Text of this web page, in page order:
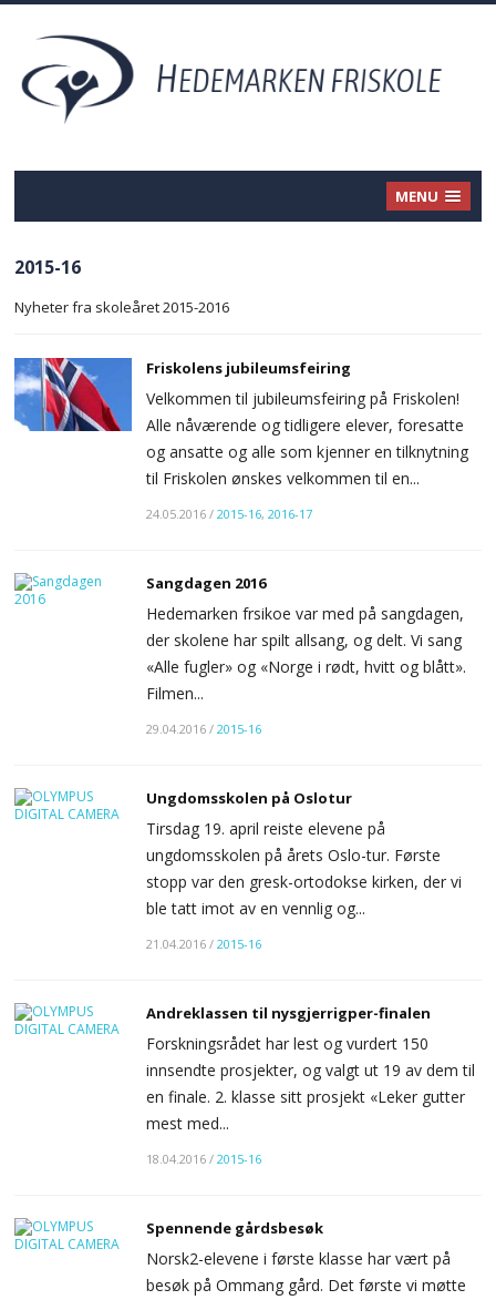
MENU
2015-16
Nyheter fra skoleåret 2015-2016
Friskolens jubileumsfeiring
Velkommen til jubileumsfeiring på Friskolen!
Alle nåværende og tidligere elever, foresatte
og ansatte og alle som kjenner en tilknytning
til Friskolen ønskes velkommen til en...
24.05.2016 /2015-16,2016-17
Sangdagen 2016
Hedemarken frsikoe var med på sangdagen,
der skolene har spilt allsang, og delt. Vi sang
«Alle fugler» og «Norge i rødt, hvitt og blått».
Filmen...
29.04.2016 /2015-16
Ungdomsskolen på Oslotur
Tirsdag 19. april reiste elevene på
ungdomsskolen på årets Oslo-tur. Første
stopp var den gresk-ortodokse kirken, der vi
ble tatt imot av en vennlig og...
21.04.2016 /2015-16
Andreklassen til nysgjerrigper-finalen
Forskningsrådet har lest og vurdert 150
innsendte prosjekter, og valgt ut 19 av dem til
en finale. 2. klasse sitt prosjekt «Leker gutter
mest med...
18.04.2016 /2015-16
Spennende gårdsbesøk
Norsk2-elevene i første klasse har vært på
besøk på Ommang gård. Det første vi møtte